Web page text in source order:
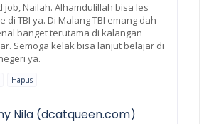
job, Nailah. Alhamdulillah bisa les
di TBI ya. Di Malang TBI emang dah
banget terutama di kalangan
Semoga kelak bisa lanjut belajar di
ya.
Hapus
Nila (dcatqueen.com)